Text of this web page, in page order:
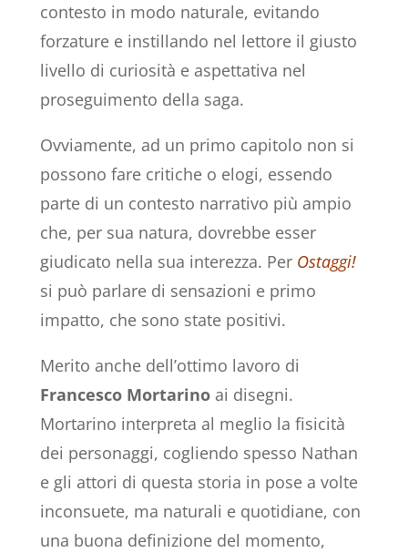
contesto in modo naturale, evitando
forzature e instillando nel lettore il giusto
livello di curiosità e aspettativa nel
proseguimento della saga.
Ovviamente, ad un primo capitolo non si
possono fare critiche o elogi, essendo
parte di un contesto narrativo più ampio
che, per sua natura, dovrebbe esser
giudicato nella sua interezza. Per Ostaggi!
si può parlare di sensazioni e primo
impatto, che sono state positivi.
Merito anche dell’ottimo lavoro di
Francesco Mortarinoai disegni.
Mortarino interpreta al meglio la fisicità
dei personaggi, cogliendo spesso Nathan
e gli attori di questa storia in pose a volte
inconsuete, ma naturali e quotidiane, con
una buona definizione del momento,